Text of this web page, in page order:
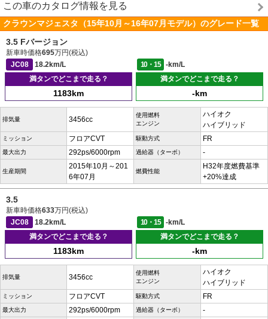
この車のカタログ情報を見る
クラウンマジェスタ（15年10月～16年07月モデル）のグレード一覧
3.5 Fバージョン
新車時価格695万円(税込)
JC08
18.2km/L 10・15
-km/L
満タンでどこまで走る？
1183km
満タンでどこまで走る？
-km
排気量 3456cc
使用燃料
エンジン
ハイオク
ハイブリッド
ミッション フロアCVT 駆動方式 FR
最大出力 292ps/6000rpm 過給器（ターボ） -
生産期間
2015年10月～201
6年07月
燃費性能
H32年度燃費基準
+20%達成
3.5
新車時価格633万円(税込)
JC08
18.2km/L 10・15
-km/L
満タンでどこまで走る？
1183km
満タンでどこまで走る？
-km
排気量 3456cc
使用燃料
エンジン
ハイオク
ハイブリッド
ミッション フロアCVT 駆動方式 FR
最大出力 292ps/6000rpm 過給器（ターボ） -